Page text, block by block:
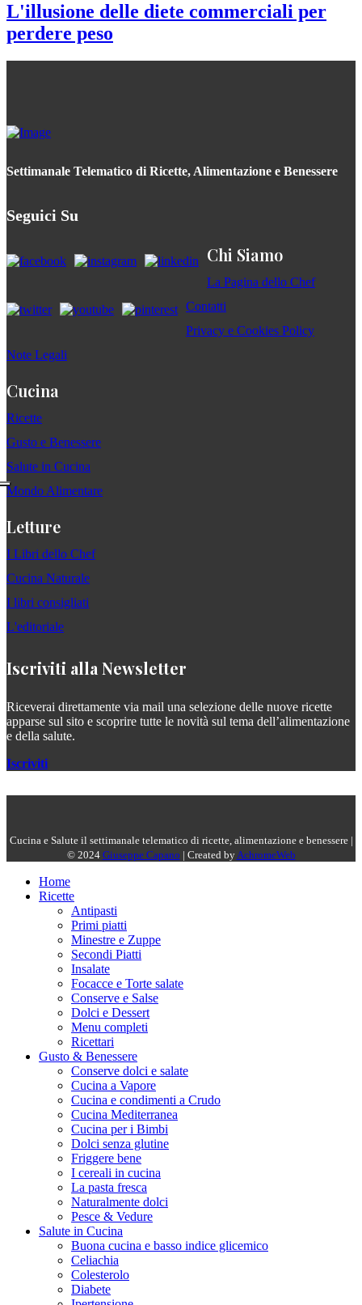
L'illusione delle diete commerciali per
perdere peso
Settimanale Telematico di Ricette, Alimentazione e Benessere
Seguici Su
Chi Siamo
La Pagina dello Chef
Contatti
Privacy e Cookies Policy
Note Legali
Cucina
Ricette
Gusto e Benessere
Salute in Cucina
Mondo Alimentare
Letture
I Libri dello Chef
Cucina Naturale
I libri consigliati
L'editoriale
Iscriviti alla Newsletter
Riceverai direttamente via mail una selezione delle nuove ricette
apparse sul sito e scoprire tutte le novità sul tema dell’alimentazione
e della salute.
Iscriviti
Cucina e Salute il settimanale telematico di ricette, alimentazione e benessere |
© 2024 Giuseppe Capano | Created byAchromeWeb
Home
Ricette
Antipasti
Primi piatti
Minestre e Zuppe
Secondi Piatti
Insalate
Focacce e Torte salate
Conserve e Salse
Dolci e Dessert
Menu completi
Ricettari
Gusto & Benessere
Conserve dolci e salate
Cucina a Vapore
Cucina e condimenti a Crudo
Cucina Mediterranea
Cucina per i Bimbi
Dolci senza glutine
Friggere bene
I cereali in cucina
La pasta fresca
Naturalmente dolci
Pesce & Vedure
Salute in Cucina
Buona cucina e basso indice glicemico
Celiachia
Colesterolo
Diabete